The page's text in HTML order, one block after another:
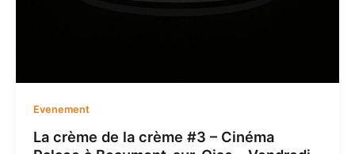
Evenement
La crème de la crème #3 – Cinéma